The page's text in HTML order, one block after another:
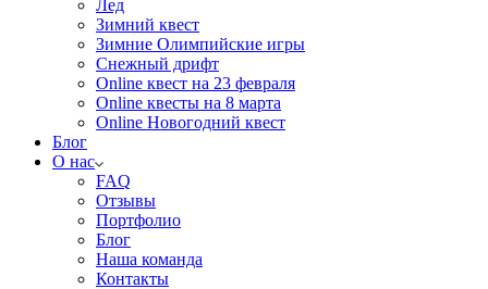
Лед
Зимний квест
Зимние Олимпийские игры
Снежный дрифт
Online квест на 23 февраля
Online квесты на 8 марта
Online Новогодний квест
Блог
О нас
FAQ
Отзывы
Портфолио
Блог
Наша команда
Контакты